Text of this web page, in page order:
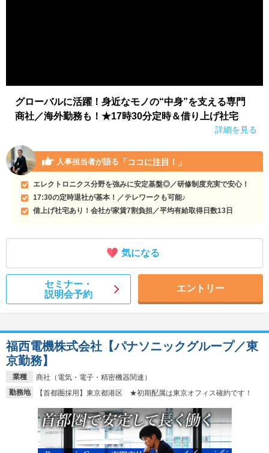
グローバルに活躍！身近なモノの“中身”を支える専門
商社／海外勤務も！★17時30分定時＆借り上げ社宅
詳細を見る
人事担当者が語る 「ココに注目！」
エレクトロニクス分野を強みに安定基盤◎／研修制度充実で安心！
17:30の定時退社が基本！／テレワークも可能♪
借上げ社宅あり！会社が家賃7割負担／平均有給取得日数13日
気になる
セミナー・
説明会予約
エントリー
業種
商社（電気・電子・精密機器関連）
勤務地
【首都圏採用】東京都港区 ★初期配属は東京オフィス確約です！
福西電機株式会社【パナソニックグループ／東
京勤務】